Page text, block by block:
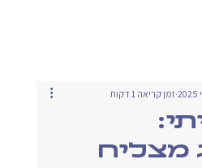
מצליח
זמן קריאה 1 דקות